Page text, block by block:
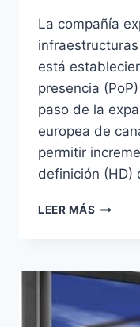
La compañía
está
presencia
paso de la
europea de
permitir
definición (HD)
LEER MÁS ARQIVA
HD